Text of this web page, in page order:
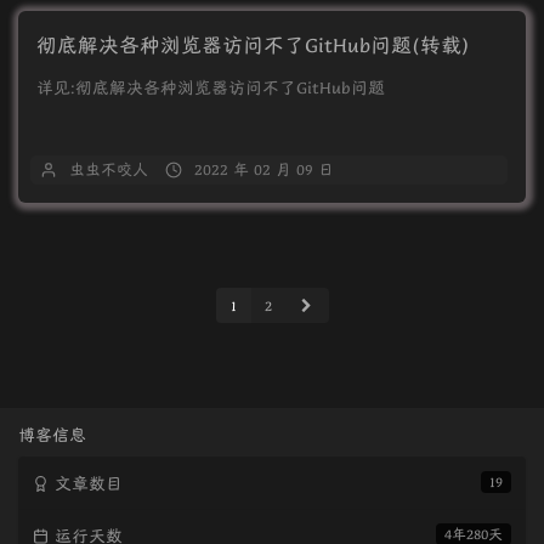
彻底解决各种浏览器访问不了GitHub问题(转载)
详见:彻底解决各种浏览器访问不了GitHub问题
虫虫不咬人 2022 年 02 月 09 日
1 2
博客信息
19
文章数目
4年280天
运行天数